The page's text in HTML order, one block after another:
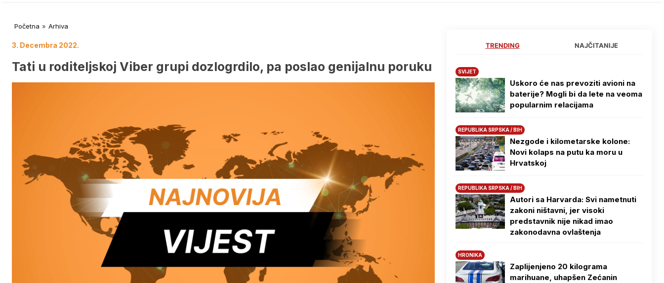
Početna » Arhiva
3. Decembra 2022.
Tati u roditeljskoj Viber grupi dozlogrdilo, pa poslao genijalnu poruku
TRENDING NAJČITANIJE
SVIJET
Uskoro će nas prevoziti avioni na
baterije? Mogli bi da lete na veoma
popularnim relacijama
REPUBLIKA SRPSKA / BIH
Nezgode i kilometarske kolone:
Novi kolaps na putu ka moru u
Hrvatskoj
REPUBLIKA SRPSKA / BIH
Autori sa Harvarda: Svi nametnuti
zakoni ništavni, jer visoki
predstavnik nije nikad imao
zakonodavna ovlaštenja
HRONIKA
Zaplijenjeno 20 kilograma
marihuane, uhapšen Zećanin